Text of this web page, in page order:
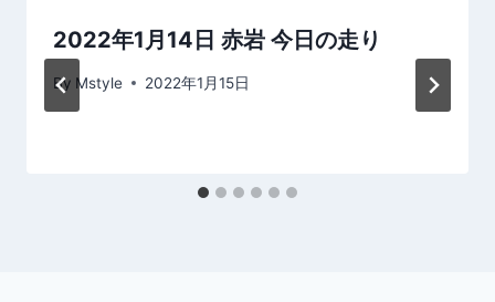
ョ
ン
2022年1月14日 赤岩 今日の走り
By Mstyle 2022年1月15日